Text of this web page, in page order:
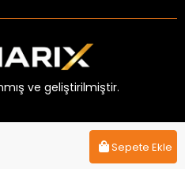
Sepete Ekle
ve geliştirilmiştir.